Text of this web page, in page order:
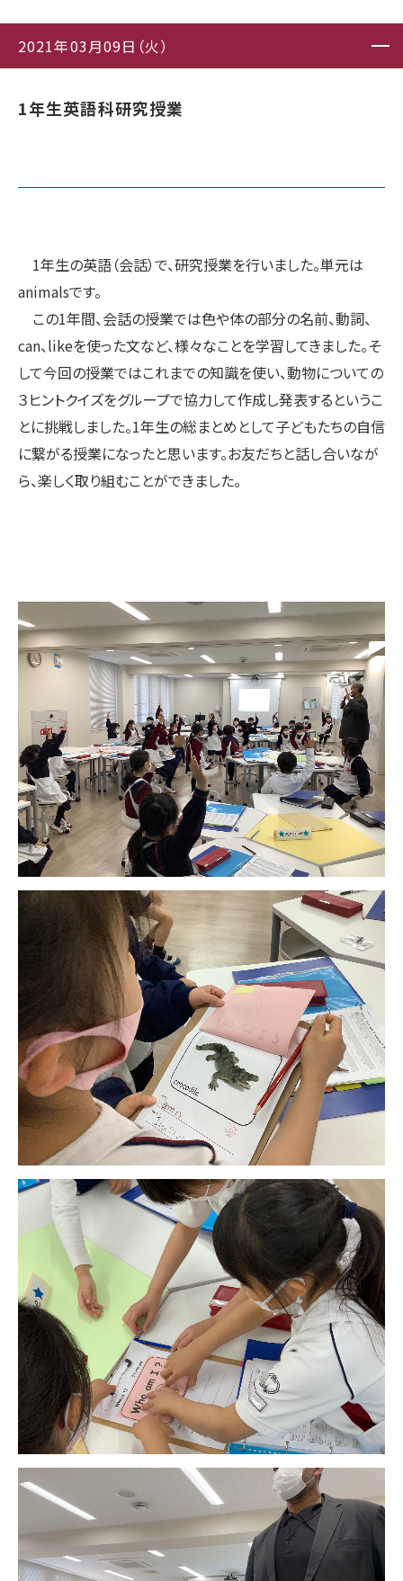
2021年03月09日（火）
1年生英語科研究授業
1年生の英語（会話）で、研究授業を行いました。単元は
animalsです。
この1年間、会話の授業では色や体の部分の名前、動詞、
can、likeを使った文など、様々なことを学習してきました。そ
して今回の授業ではこれまでの知識を使い、動物についての
３ヒントクイズをグループで協力して作成し発表するというこ
とに挑戦しました。1年生の総まとめとして子どもたちの自信
に繋がる授業になったと思います。お友だちと話し合いなが
ら、楽しく取り組むことができました。